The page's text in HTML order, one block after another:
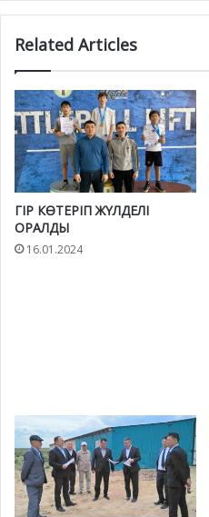
Related Articles
ГІР КӨТЕРІП ЖҮЛДЕЛІ
ОРАЛДЫ
16.01.2024